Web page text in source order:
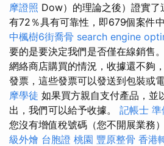
摩證照 Dow）的理論之後）證實了
有72％具有可靠性，即679個案件
中楓樹6街喬骨 search engine
要的是要決定我們是否僅在線銷售。
網絡商店購買的情況，收據還不夠
發票，這些發票可以發送到包裝或
摩學徒 如果買方親自支付產品，並
出，我們可以給予收據。 記帳士 準
您沒有增值稅號碼（您不開展業務
級外燴 台胞證 桃園 豐原整骨 香港